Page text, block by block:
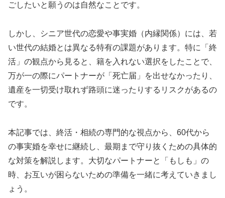
ごしたいと願うのは自然なことです。
しかし、シニア世代の恋愛や事実婚（内縁関係）には、若
い世代の結婚とは異なる特有の課題があります。特に「終
活」の観点から見ると、籍を入れない選択をしたことで、
万が一の際にパートナーが「死亡届」を出せなかったり、
遺産を一切受け取れず路頭に迷ったりするリスクがあるの
です。
本記事では、終活・相続の専門的な視点から、60代から
の事実婚を幸せに継続し、最期まで守り抜くための具体的
な対策を解説します。大切なパートナーと「もしも」の
時、お互いが困らないための準備を一緒に考えていきまし
ょう。